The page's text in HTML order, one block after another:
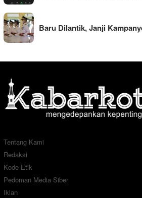
Baru Dilantik, Janji
Tentang Kami
Redaksi
Kode Etik
Pedoman Media Siber
Iklan